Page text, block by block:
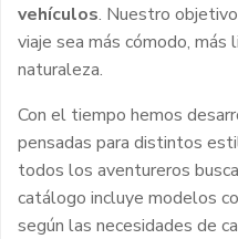
vehículos. Nuestro
viaje sea más cómodo, más
naturaleza.
Con el tiempo hemos
pensadas para distintos
todos los aventureros
catálogo incluye modelos
según las necesidades de